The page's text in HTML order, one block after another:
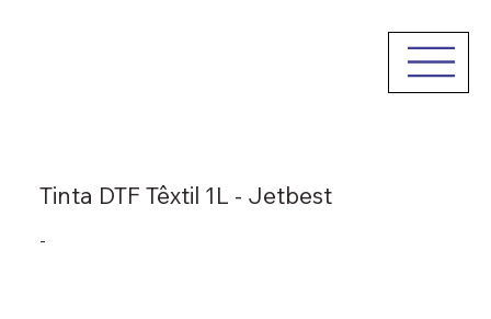
Tinta DTF Têxtil 1L - Jetbest
-